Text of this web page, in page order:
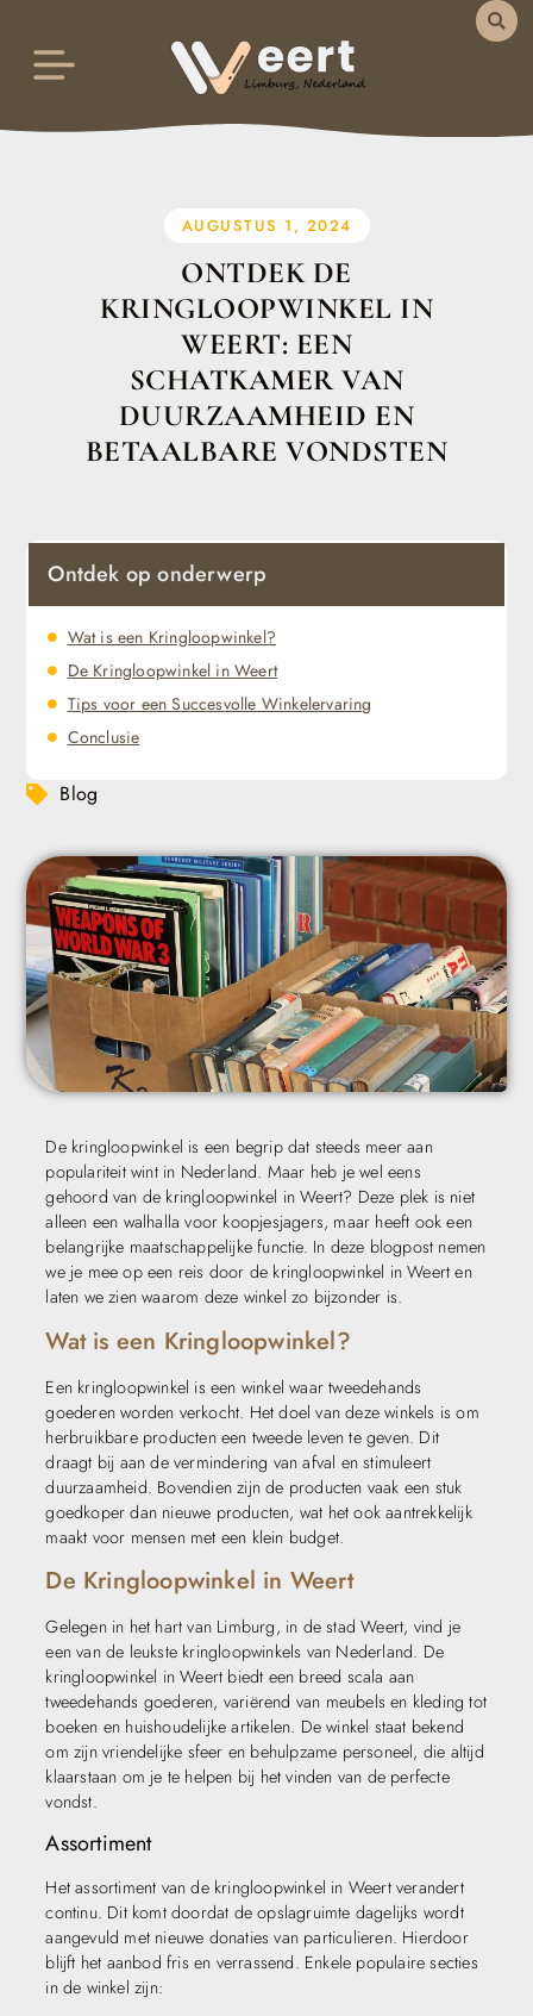
AUGUSTUS 1, 2024
ONTDEK DE
KRINGLOOPWINKEL IN
WEERT: EEN
SCHATKAMER VAN
DUURZAAMHEID EN
BETAALBARE VONDSTEN
De kringloopwinkel is een begrip dat steeds meer aan
populariteit wint in Nederland. Maar heb je wel eens
gehoord van de kringloopwinkel in Weert? Deze plek is niet
alleen een walhalla voor koopjesjagers, maar heeft ook een
belangrijke maatschappelijke functie. In deze blogpost nemen
we je mee op een reis door de kringloopwinkel in Weert en
laten we zien waarom deze winkel zo bijzonder is.
Wat is een Kringloopwinkel?
Een kringloopwinkel is een winkel waar tweedehands
goederen worden verkocht. Het doel van deze winkels is om
herbruikbare producten een tweede leven te geven. Dit
draagt bij aan de vermindering van afval en stimuleert
duurzaamheid. Bovendien zijn de producten vaak een stuk
goedkoper dan nieuwe producten, wat het ook aantrekkelijk
maakt voor mensen met een klein budget.
De Kringloopwinkel in Weert
Gelegen in het hart van Limburg, in de stad Weert, vind je
een van de leukste kringloopwinkels van Nederland. De
kringloopwinkel in Weert biedt een breed scala aan
tweedehands goederen, variërend van meubels en kleding tot
boeken en huishoudelijke artikelen. De winkel staat bekend
om zijn vriendelijke sfeer en behulpzame personeel, die altijd
klaarstaan om je te helpen bij het vinden van de perfecte
vondst.
Assortiment
Het assortiment van de kringloopwinkel in Weert verandert
continu. Dit komt doordat de opslagruimte dagelijks wordt
aangevuld met nieuwe donaties van particulieren. Hierdoor
blijft het aanbod fris en verrassend. Enkele populaire secties
in de winkel zijn:
Ontdek op onderwerp
Wat is een Kringloopwinkel?
De Kringloopwinkel in Weert
Tips voor een Succesvolle Winkelervaring
Conclusie
Blog